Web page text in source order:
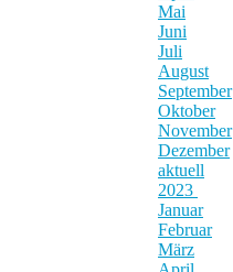
Mai
Juni
Juli
August
September
Oktober
November
Dezember
aktuell
2023
Januar
Februar
März